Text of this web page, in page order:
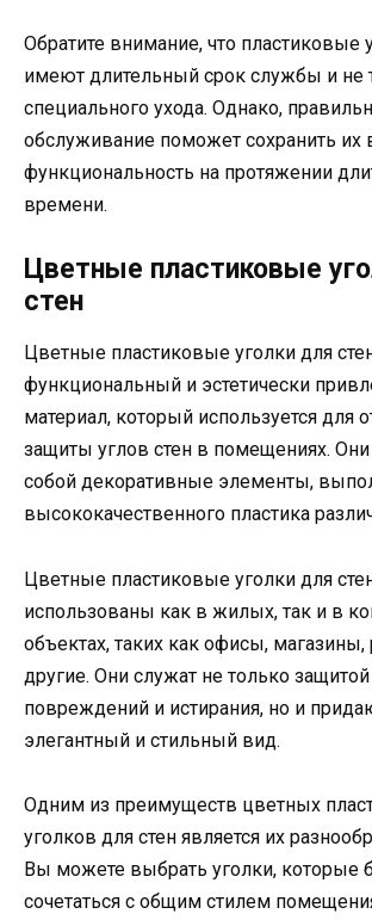
Обратите внимание, что пластиковые
имеют длительный срок службы и не
специального ухода. Однако,
обслуживание поможет сохранить
функциональность на протяжении
времени.
Цветные пластиковые
стен
Цветные пластиковые уголки для
функциональный и эстетически
материал, который используется для
защиты углов стен в помещениях.
собой декоративные элементы,
высококачественного пластика
Цветные пластиковые уголки для
использованы как в жилых, так и в
объектах, таких как офисы,
другие. Они служат не только
повреждений и истирания, но и
элегантный и стильный вид.
Одним из преимуществ цветных
уголков для стен является их
Вы можете выбрать уголки, которые
сочетаться с общим стилем